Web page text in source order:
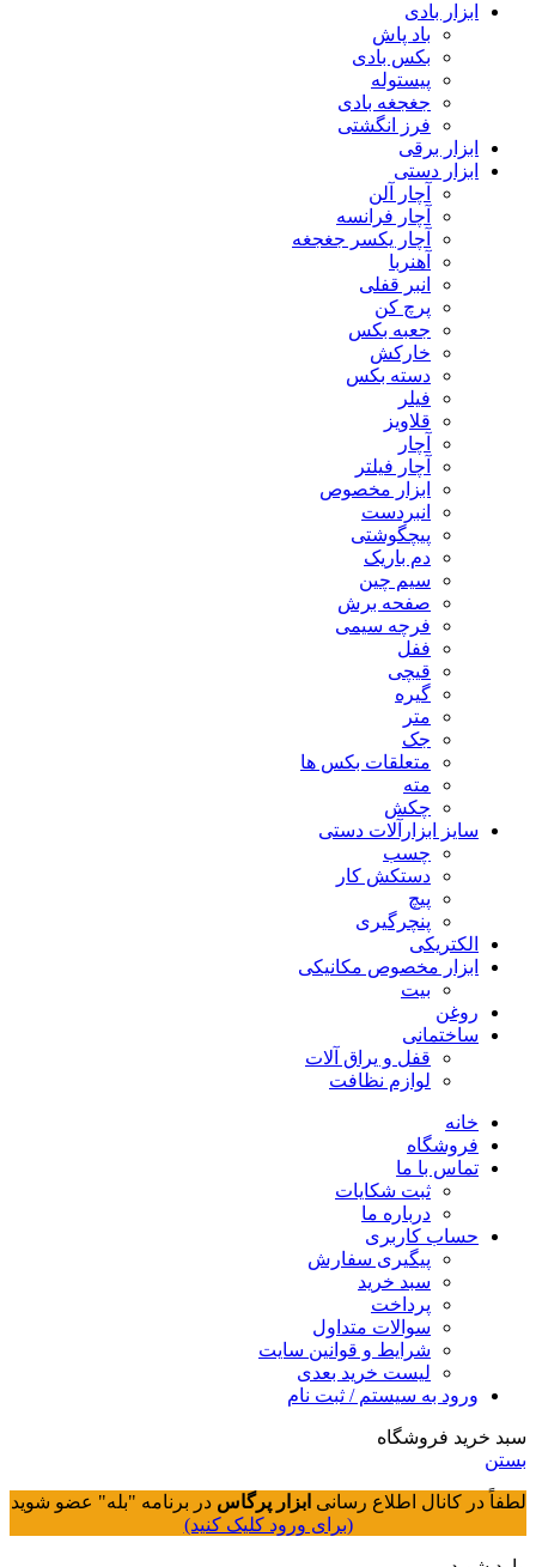
ابزار بادی
باد پاش
بکس بادی
پیستوله
جغجغه بادی
فرز انگشتی
ابزار برقی
ابزار دستی
آچار آلن
آچار فرانسه
آچار یکسر جغجغه
آهنربا
انبر قفلی
پرچ کن
جعبه بکس
خارکش
دسته بکس
فیلر
قلاویز
آچار
آچار فیلتر
ابزار مخصوص
انبردست
پیچگوشتی
دم باریک
سیم چین
صفحه برش
فرچه سیمی
ففل
قیچی
گیره
متر
جک
متعلقات بکس ها
مته
چکش
سایز ابزارآلات دستی
چسب
دستکش کار
پیچ
پنچرگیری
الکتریکی
ابزار مخصوص مکانیکی
بیت
روغن
ساختمانی
قفل و یراق آلات
لوازم نظافت
خانه
فروشگاه
تماس با ما
ثبت شکایات
درباره ما
حساب کاربری
پیگیری سفارش
سبد خرید
پرداخت
سوالات متداول
شرایط و قوانین سایت
لیست خرید بعدی
ورود به سیستم / ثبت نام
سبد خرید فروشگاه
بستن
لطفاً در کانال اطلاع رسانی ابزار پرگاس در برنامه "بله" عضو شوید
(برای ورود کلیک کنید)